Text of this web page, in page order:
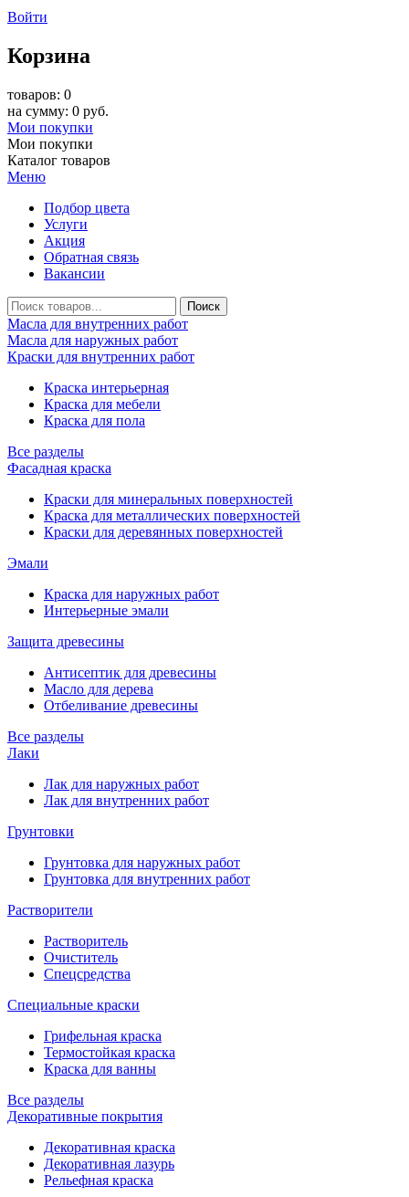
Войти
Корзина
товаров: 0
на сумму: 0 руб.
Мои покупки
Мои покупки
Каталог товаров
Меню
Подбор цвета
Услуги
Акция
Обратная связь
Вакансии
Масла для внутренних работ
Масла для наружных работ
Краски для внутренних работ
Краска интерьерная
Краска для мебели
Краска для пола
Все разделы
Фасадная краска
Краски для минеральных поверхностей
Краска для металлических поверхностей
Краски для деревянных поверхностей
Эмали
Краска для наружных работ
Интерьерные эмали
Защита древесины
Антисептик для древесины
Масло для дерева
Отбеливание древесины
Все разделы
Лаки
Лак для наружных работ
Лак для внутренних работ
Грунтовки
Грунтовка для наружных работ
Грунтовка для внутренних работ
Растворители
Растворитель
Очиститель
Спецсредства
Специальные краски
Грифельная краска
Термостойкая краска
Краска для ванны
Все разделы
Декоративные покрытия
Декоративная краска
Декоративная лазурь
Рельефная краска